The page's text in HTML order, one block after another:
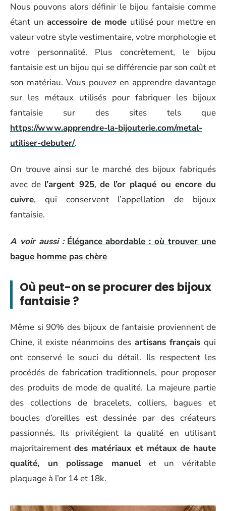
Nous pouvons alors définir le bijou fantaisie comme
étant un accessoire de mode utilisé pour mettre en
valeur votre style vestimentaire, votre morphologie et
votre personnalité. Plus concrètement, le bijou
fantaisie est un bijou qui se différencie par son coût et
son matériau. Vous pouvez en apprendre davantage
sur les métaux utilisés pour fabriquer les bijoux
fantaisie sur des sites tels que
https://www.apprendre-la-bijouterie.com/metal-
utiliser-debuter/.
On trouve ainsi sur le marché des bijoux fabriqués
avec de l’argent 925, de l’or plaqué ou encore du
cuivre, qui conservent l’appellation de bijoux
fantaisie.
A voir aussi : Élégance abordable : où trouver une
bague homme pas chère
Où peut-on se procurer des bijoux
fantaisie ?
Même si 90% des bijoux de fantaisie proviennent de
Chine, il existe néanmoins des artisans français qui
ont conservé le souci du détail. Ils respectent les
procédés de fabrication traditionnels, pour proposer
des produits de mode de qualité. La majeure partie
des collections de bracelets, colliers, bagues et
boucles d’oreilles est dessinée par des créateurs
passionnés. Ils privilégient la qualité en utilisant
majoritairementdes matériaux et métaux de haute
qualité, un polissage manuelet un véritable
plaquage à l’or 14 et 18k.